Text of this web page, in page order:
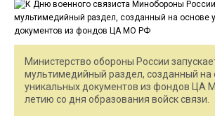
Министерство обороны России
мультимедийный раздел, созданный на
уникальных документов из фондов ЦА
летию со дня образования войск связи.